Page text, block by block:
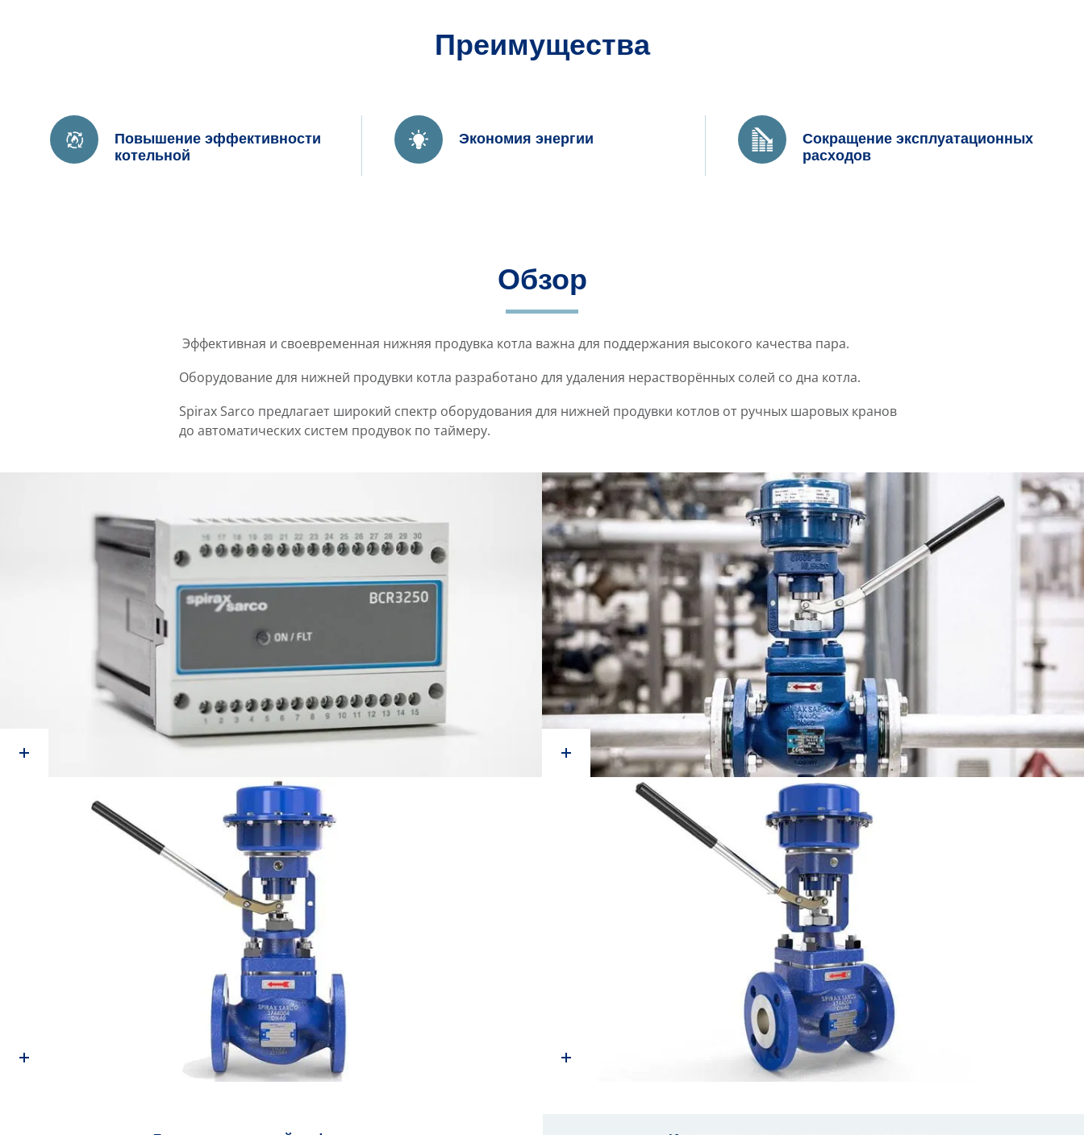
Преимущества
Повышение эффективности
котельной
Экономия энергии
Сокращение эксплуатационных
расходов
Обзор
Эффективная и своевременная нижняя продувка котла важна для поддержания высокого качества пара.
Оборудование для нижней продувки котла разработано для удаления нерастворённых солей со дна котла.
Spirax Sarco предлагает широкий спектр оборудования для нижней продувки котлов от ручных шаровых кранов
до автоматических систем продувок по таймеру.